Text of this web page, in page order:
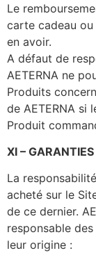
Le
carte cadeau ou
en avoir.
A défaut de
AETERNA ne
Produits
de AETERNA si
Produit
XI – GARANTIES
La
acheté sur le
de ce dernier.
responsable
leur origine :